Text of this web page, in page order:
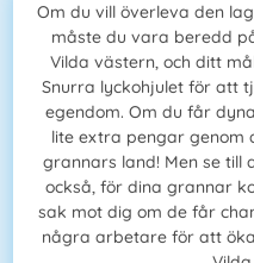
Om du vill överleva den
måste du vara beredd
Vilda västern, och ditt
Snurra lyckohjulet för att
egendom. Om du får
lite extra pengar genom
grannars land! Men se
också, för dina grannar
sak mot dig om de får
några arbetare för att